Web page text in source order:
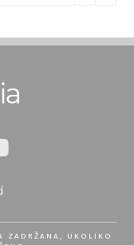
ZADRŽANA, UKOLIKO